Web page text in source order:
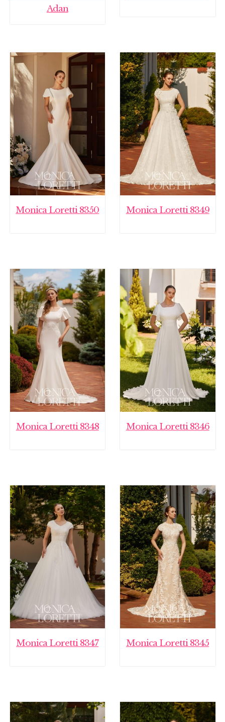
Adan
Monica Loretti 8350 Monica Loretti 8349
Monica Loretti 8348 Monica Loretti 8346
Monica Loretti 8347 Monica Loretti 8345